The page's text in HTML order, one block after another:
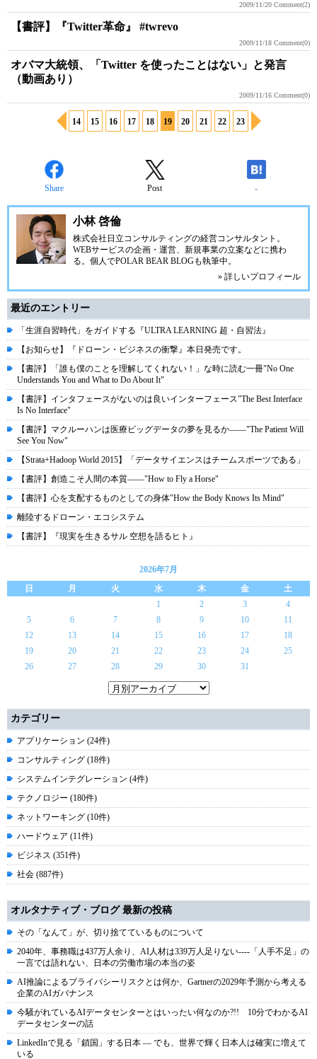
2009/11/20 Comment(2)
【書評】『Twitter革命』 #twrevo
2009/11/18 Comment(0)
オバマ大統領、「Twitter を使ったことはない」と発言
（動画あり）
2009/11/16 Comment(0)
14 15 16 17 18 19 20 21 22 23
Share Post -
小林 啓倫
株式会社日立コンサルティングの経営コンサルタント。
WEBサービスの企画・運営、新規事業の立案などに携わ
る。個人でPOLAR BEAR BLOGも執筆中。
» 詳しいプロフィール
最近のエントリー
「生涯自習時代」をガイドする『ULTRA LEARNING 超・自習法』
【お知らせ】『ドローン・ビジネスの衝撃』本日発売です。
【書評】「誰も僕のことを理解してくれない！」な時に読む一冊"No One
Understands You and What to Do About It"
【書評】インタフェースがないのは良いインターフェース"The Best Interface
Is No Interface"
【書評】マクルーハンは医療ビッグデータの夢を見るか――"The Patient Will
See You Now"
【Strata+Hadoop World 2015】「データサイエンスはチームスポーツである」
【書評】創造こそ人間の本質――"How to Fly a Horse"
【書評】心を支配するものとしての身体"How the Body Knows Its Mind"
離陸するドローン・エコシステム
【書評】『現実を生きるサル 空想を語るヒト』
2026年7月
日
月 火 水 木 金
土
1
2 3
4
5
6 7 8 9 10
11
12
13 14 15 16 17
18
19
20 21 22 23 24
25
26
27 28 29 30 31
カテゴリー
アプリケーション (24件)
コンサルティング (18件)
システムインテグレーション (4件)
テクノロジー (180件)
ネットワーキング (10件)
ハードウェア (11件)
ビジネス (351件)
社会 (887件)
オルタナティブ・ブログ 最新の投稿
その「なんて」が、切り捨てているものについて
2040年、事務職は437万人余り、AI人材は339万人足りない----「人手不足」の
一言では語れない、日本の労働市場の本当の姿
AI推論によるプライバシーリスクとは何か、Gartnerの2029年予測から考える
企業のAIガバナンス
今騒がれているAIデータセンターとはいったい何なのか?!! 10分でわかるAI
データセンターの話
LinkedInで見る「鎖国」する日本 ― でも、世界で輝く日本人は確実に増えて
いる